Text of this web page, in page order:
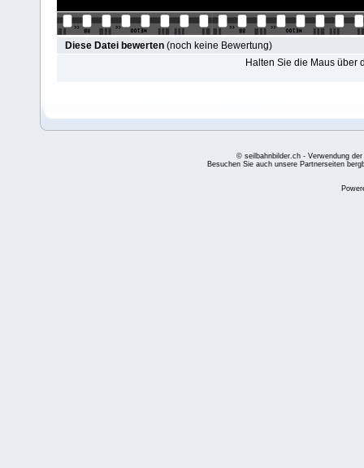
Diese Datei bewerten (noch keine Bewertung)
Halten Sie die Maus über
© seilbahnbilder.ch - Verwendung
Besuchen Sie auch unsere Partnerseiten